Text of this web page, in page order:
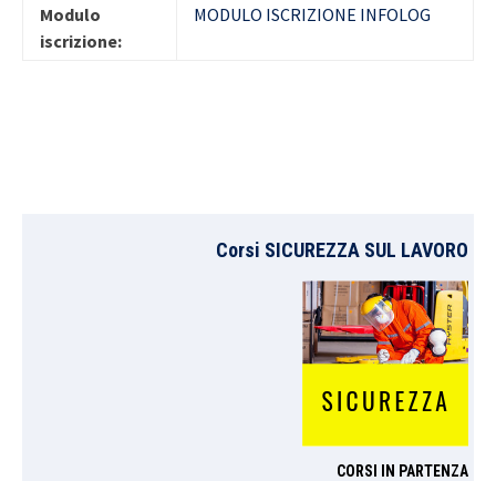
Modulo
iscrizione:
MODULO ISCRIZIONE INFOLOG
Corsi SICUREZZA SUL LAVORO
CORSI IN PARTENZA